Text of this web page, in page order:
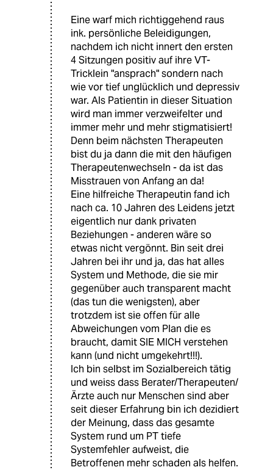
Eine warf mich richtiggehend raus
ink. persönliche Beleidigungen,
nachdem ich nicht innert den ersten
4 Sitzungen positiv auf ihre VT-
Tricklein "ansprach" sondern nach
wie vor tief unglücklich und depressiv
war. Als Patientin in dieser Situation
wird man immer verzweifelter und
immer mehr und mehr stigmatisiert!
Denn beim nächsten Therapeuten
bist du ja dann die mit den häufigen
Therapeutenwechseln - da ist das
Misstrauen von Anfang an da!
Eine hilfreiche Therapeutin fand ich
nach ca. 10 Jahren des Leidens jetzt
eigentlich nur dank privaten
Beziehungen - anderen wäre so
etwas nicht vergönnt. Bin seit drei
Jahren bei ihr und ja, das hat alles
System und Methode, die sie mir
gegenüber auch transparent macht
(das tun die wenigsten), aber
trotzdem ist sie offen für alle
Abweichungen vom Plan die es
braucht, damit SIE MICH verstehen
kann (und nicht umgekehrt!!!).
Ich bin selbst im Sozialbereich tätig
und weiss dass Berater/Therapeuten/
Ärzte auch nur Menschen sind aber
seit dieser Erfahrung bin ich dezidiert
der Meinung, dass das gesamte
System rund um PT tiefe
Systemfehler aufweist, die
Betroffenen mehr schaden als helfen.